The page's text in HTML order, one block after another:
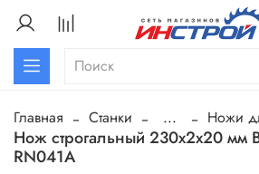
Главная Станки ... Ножи
Нож строгальный 230х2х20 мм
RN041A